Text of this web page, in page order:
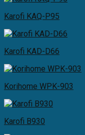
Karofi KAQ-P95
Karofi KAD-D66
Korihome WPK-903
Karofi B930